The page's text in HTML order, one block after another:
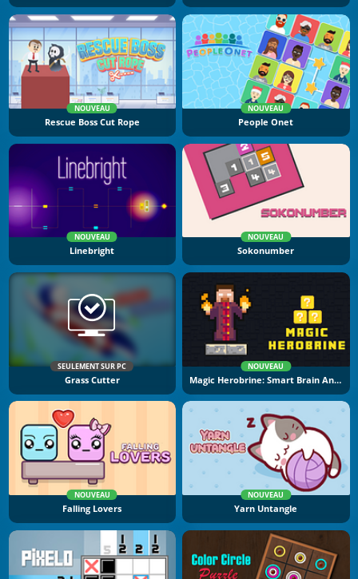
NOUVEAU
Rescue Boss Cut Rope
NOUVEAU
People Onet
NOUVEAU
Linebright
NOUVEAU
Sokonumber
SEULEMENT SUR PC
Grass Cutter
NOUVEAU
Magic Herobrine: Smart Brain And Puzzle Quest
NOUVEAU
Falling Lovers
NOUVEAU
Yarn Untangle